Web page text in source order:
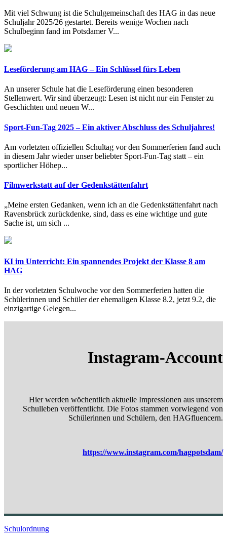
Mit viel Schwung ist die Schulgemeinschaft des HAG in das neue
Schuljahr 2025/26 gestartet. Bereits wenige Wochen nach
Schulbeginn fand im Potsdamer V...
Leseförderung am HAG – Ein Schlüssel fürs Leben
An unserer Schule hat die Leseförderung einen besonderen
Stellenwert. Wir sind überzeugt: Lesen ist nicht nur ein Fenster zu
Geschichten und neuen W...
Sport-Fun-Tag 2025 – Ein aktiver Abschluss des Schuljahres!
Am vorletzten offiziellen Schultag vor den Sommerferien fand auch
in diesem Jahr wieder unser beliebter Sport-Fun-Tag statt – ein
sportlicher Höhep...
Filmwerkstatt auf der Gedenkstättenfahrt
„Meine ersten Gedanken, wenn ich an die Gedenkstättenfahrt nach
Ravensbrück zurückdenke, sind, dass es eine wichtige und gute
Sache ist, um sich ...
KI im Unterricht: Ein spannendes Projekt der Klasse 8 am
HAG
In der vorletzten Schulwoche vor den Sommerferien hatten die
Schülerinnen und Schüler der ehemaligen Klasse 8.2, jetzt 9.2, die
einzigartige Gelegen...
Instagram-Account
Hier werden wöchentlich aktuelle Impressionen aus unserem
Schulleben veröffentlicht. Die Fotos stammen vorwiegend von
Schülerinnen und Schülern, den HAGfluencern.
https://www.instagram.com/hagpotsdam/
Schulordnung